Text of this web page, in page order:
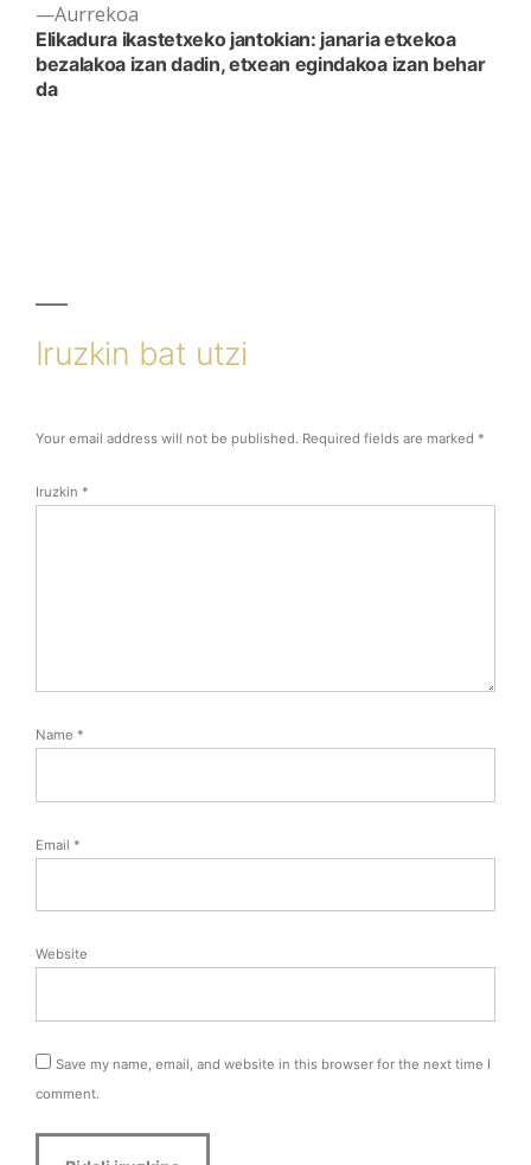
Aurrekoa
post:
Elikadura ikastetxeko jantokian: janaria etxekoa
bezalakoa izan dadin, etxean egindakoa izan behar
da
Iruzkin bat utzi
Your email address will not be published. Required fields are marked *
Iruzkin *
Name *
Email *
Website
Save my name, email, and website in this browser for the next time I
comment.